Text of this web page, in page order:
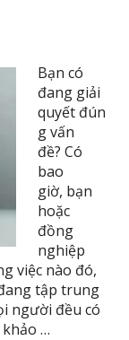
Bạn có
đang giải
quyết đún
g vấn
đề? Có
bao
giờ, bạn
hoặc
đồng
nghiệp
việc nào đó,
tập trung
người đều có
khảo …